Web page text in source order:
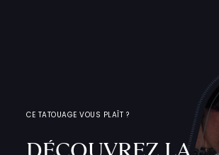
CE TATOUAGE VOUS PLAÎT ?